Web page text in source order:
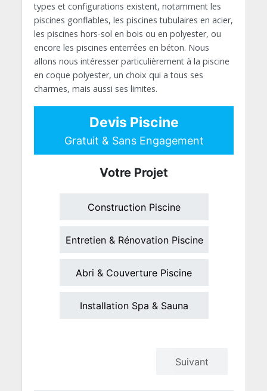
types et configurations existent, notamment les
piscines gonflables, les piscines tubulaires en acier,
les piscines hors-sol en bois ou en polyester, ou
encore les piscines enterrées en béton. Nous
allons nous intéresser particulièrement à la piscine
en coque polyester, un choix qui a tous ses
charmes, mais aussi ses limites.